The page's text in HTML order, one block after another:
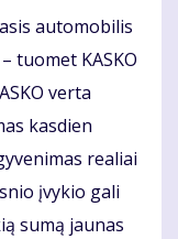
automobilis
tuomet KASKO
verta
kasdien
realiai
įvykio gali
sumą jaunas